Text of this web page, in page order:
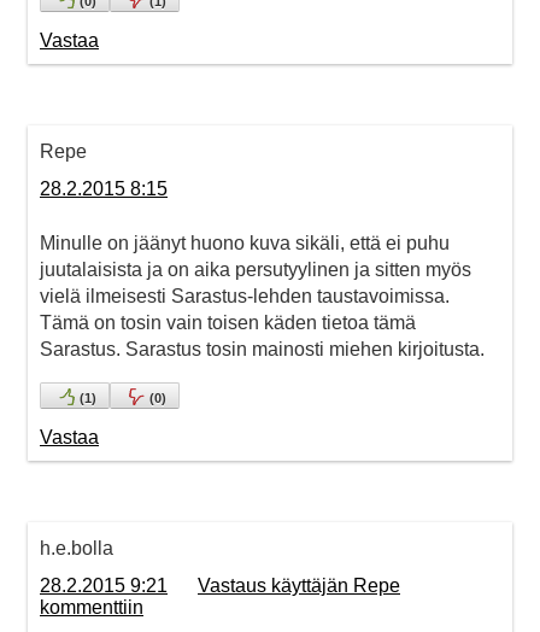
Vastaa
Repe
28.2.2015 8:15
Minulle on jäänyt huono kuva sikäli, että ei puhu
juutalaisista ja on aika persutyylinen ja sitten myös
vielä ilmeisesti Sarastus-lehden taustavoimissa.
Tämä on tosin vain toisen käden tietoa tämä
Sarastus. Sarastus tosin mainosti miehen kirjoitusta.
(1) (0)
Vastaa
h.e.bolla
28.2.2015 9:21
Vastaus käyttäjän Repe
kommenttiin